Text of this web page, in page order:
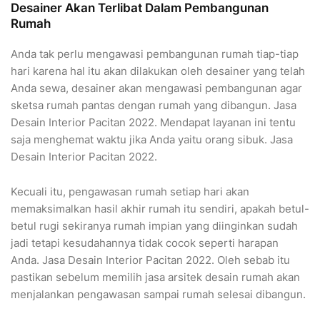
Desainer Akan Terlibat Dalam Pembangunan
Rumah
Anda tak perlu mengawasi pembangunan rumah tiap-tiap
hari karena hal itu akan dilakukan oleh desainer yang telah
Anda sewa, desainer akan mengawasi pembangunan agar
sketsa rumah pantas dengan rumah yang dibangun. Jasa
Desain Interior Pacitan 2022. Mendapat layanan ini tentu
saja menghemat waktu jika Anda yaitu orang sibuk. Jasa
Desain Interior Pacitan 2022.
Kecuali itu, pengawasan rumah setiap hari akan
memaksimalkan hasil akhir rumah itu sendiri, apakah betul-
betul rugi sekiranya rumah impian yang diinginkan sudah
jadi tetapi kesudahannya tidak cocok seperti harapan
Anda. Jasa Desain Interior Pacitan 2022. Oleh sebab itu
pastikan sebelum memilih jasa arsitek desain rumah akan
menjalankan pengawasan sampai rumah selesai dibangun.